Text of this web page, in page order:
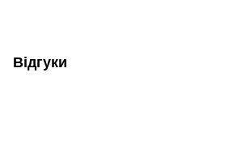
Відгуки